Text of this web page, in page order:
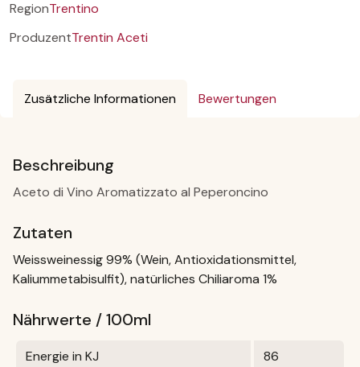
RegionTrentino
ProduzentTrentin Aceti
Zusätzliche Informationen Bewertungen
Beschreibung
Aceto di Vino Aromatizzato al Peperoncino
Zutaten
Weissweinessig 99% (Wein, Antioxidationsmittel,
Kaliummetabisulfit), natürliches Chiliaroma 1%
Nährwerte / 100ml
Energie in KJ 86